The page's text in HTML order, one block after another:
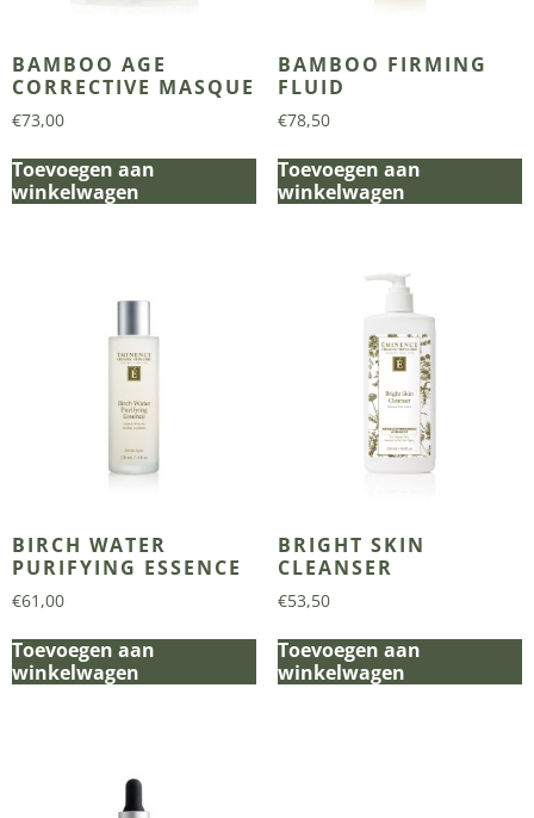
BAMBOO AGE
CORRECTIVE MASQUE
€73,00
Toevoegen aan
winkelwagen
BAMBOO FIRMING
FLUID
€78,50
Toevoegen aan
winkelwagen
BIRCH WATER
PURIFYING ESSENCE
€61,00
Toevoegen aan
winkelwagen
BRIGHT SKIN
CLEANSER
€53,50
Toevoegen aan
winkelwagen